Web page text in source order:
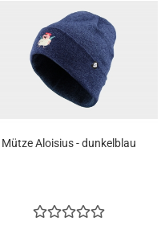
Mütze Aloisius - dunkelblau